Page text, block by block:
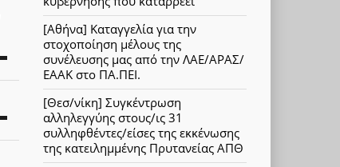
[Αθήνα] Καταγγελία για την
στοχοποίηση μέλους της
συνέλευσης μας από την ΛΑΕ/ΑΡΑΣ/
ΕΑΑΚ στο ΠΑ.ΠΕΙ.
[Θεσ/νίκη] Συγκέντρωση
αλληλεγγύης στους/ις 31
συλληφθέντες/είσες της εκκένωσης
της κατειλημμένης Πρυτανείας ΑΠΘ